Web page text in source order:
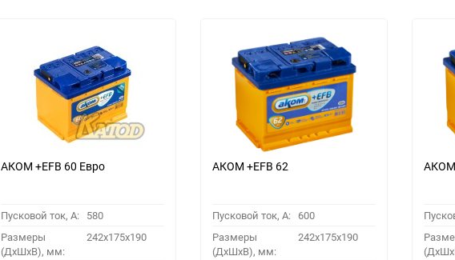
АКОМ +EFB 60 Евро
Пусковой ток, A: 580
Размеры
(ДхШхВ), мм:
242x175x190
АКОМ +EFB 62
Пусковой ток, A: 600
Размеры
(ДхШхВ), мм:
242x175x190
АКОМ